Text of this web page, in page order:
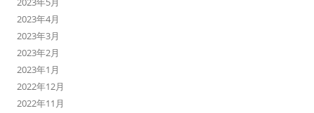
2023年4月
2023年3月
2023年2月
2023年1月
2022年12月
2022年11月